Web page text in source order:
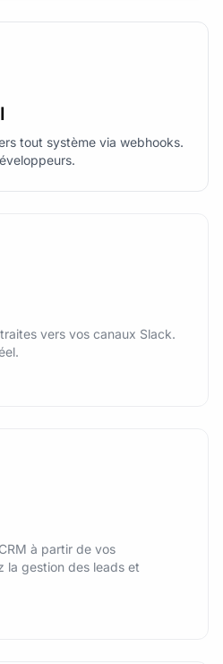
tout système via webhooks.
vers vos canaux Slack.
à partir de vos
la gestion des leads et